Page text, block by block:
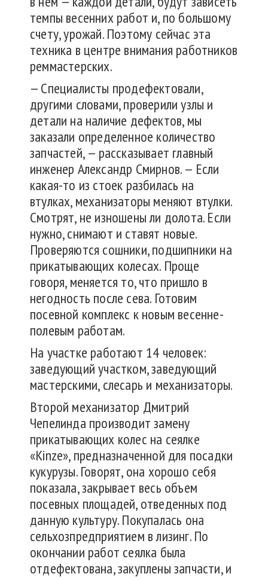
темпы весенних работ и, по большому
счету, урожай. Поэтому сейчас эта
техника в центре внимания работников
реммастерских.
— Специалисты продефектовали,
другими словами, проверили узлы и
детали на наличие дефектов, мы
заказали определенное количество
запчастей, — рассказывает главный
инженер Александр Смирнов. — Если
какая-то из стоек разбилась на
втулках, механизаторы меняют втулки.
Смотрят, не изношены ли долота. Если
нужно, снимают и ставят новые.
Проверяются сошники, подшипники на
прикатывающих колесах. Проще
говоря, меняется то, что пришло в
негодность после сева. Готовим
посевной комплекс к новым весенне-
полевым работам.
На участке работают 14 человек:
заведующий участком, заведующий
мастерскими, слесарь и механизаторы.
Второй механизатор Дмитрий
Чепелинда производит замену
прикатывающих колес на сеялке
«Кinze», предназначенной для посадки
кукурузы. Говорят, она хорошо себя
показала, закрывает весь объем
посевных площадей, отведенных под
данную культуру. Покупалась она
сельхозпредприятием в лизинг. По
окончании работ сеялка была
отдефектована, закуплены запчасти, и